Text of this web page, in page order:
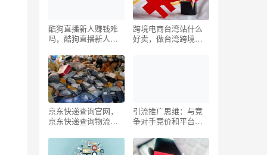
酷狗直播新人赚钱难
吗，酷狗直播新人如
跨境电商台湾站什么
好卖，做台湾跨境电
京东快递查询官网，
京东快递查询物流信
引流推广思维：与竞
争对手竞价和平台博